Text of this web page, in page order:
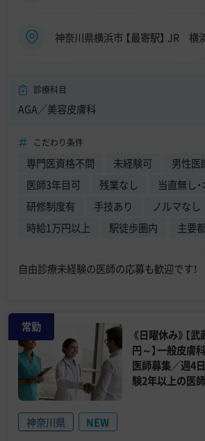
神奈川県横浜市 【最寄駅】 JR 横
診療科目
AGA／美容皮膚科
こだわり条件
専門医資格不問 未経験可
男性医
医師3年目可
残業なし
当直無し
研修制度有
手技あり ノルマなし
時給1万円以上
駅徒歩圏内 主要
自由診療未経験の医師の応募も歓迎です！
常勤
《日曜休み》【
円～】一般皮膚
医師募集／週4
験2年以上の医
神奈川県 NEW